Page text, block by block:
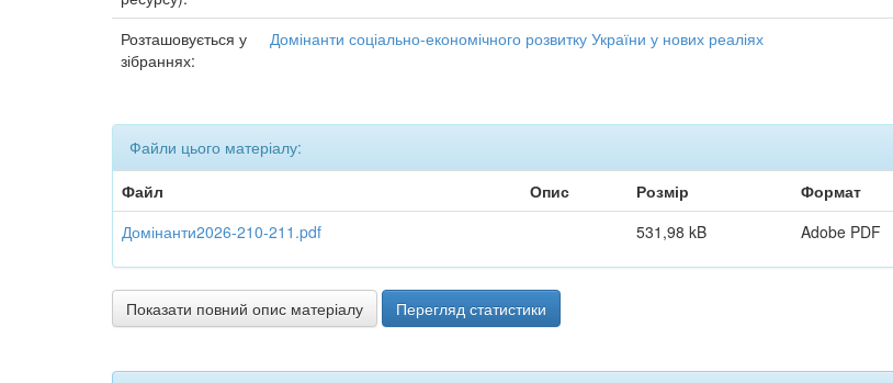
Розташовується у
зібраннях:
Домінанти соціально-економічного розвитку України у нових реаліях
Файли цього матеріалу:
Файл
Опис Розмір
Формат
Домінанти2026-210-211.pdf
531,98 kB Adobe PDF
Показати повний опис матеріалу Перегляд статистики